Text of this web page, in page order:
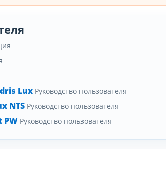
Lux Руководство пользователя
NTS Руководство пользователя
PW Руководство пользователя